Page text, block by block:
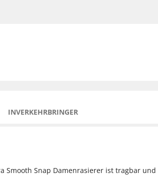
INVERKEHRBRINGER
Smooth Snap Damenrasierer ist tragbar und